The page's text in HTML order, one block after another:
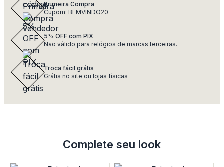
Primeira Compra
Cupom: BEMVINDO20
5% OFF com PIX
Não válido para relógios de marcas terceiras.
Troca fácil grátis
Grátis no site ou lojas físicas
Complete seu look